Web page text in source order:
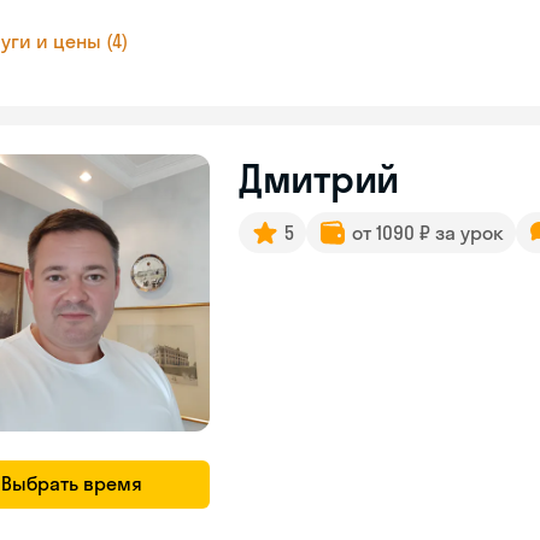
и цены (4)
Выбрать время
Дмитрий
5 от 1090 ₽ за урок